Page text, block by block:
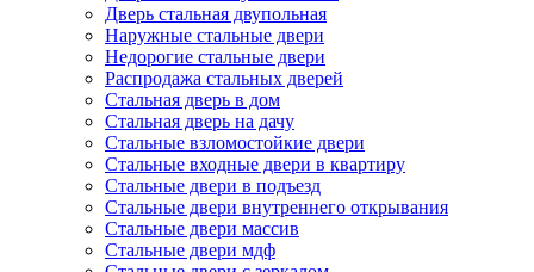
Дверь стальная двупольная
Наружные стальные двери
Недорогие стальные двери
Распродажа стальных дверей
Стальная дверь в дом
Стальная дверь на дачу
Стальные взломостойкие двери
Стальные входные двери в квартиру
Стальные двери в подъезд
Стальные двери внутреннего открывания
Стальные двери массив
Стальные двери мдф